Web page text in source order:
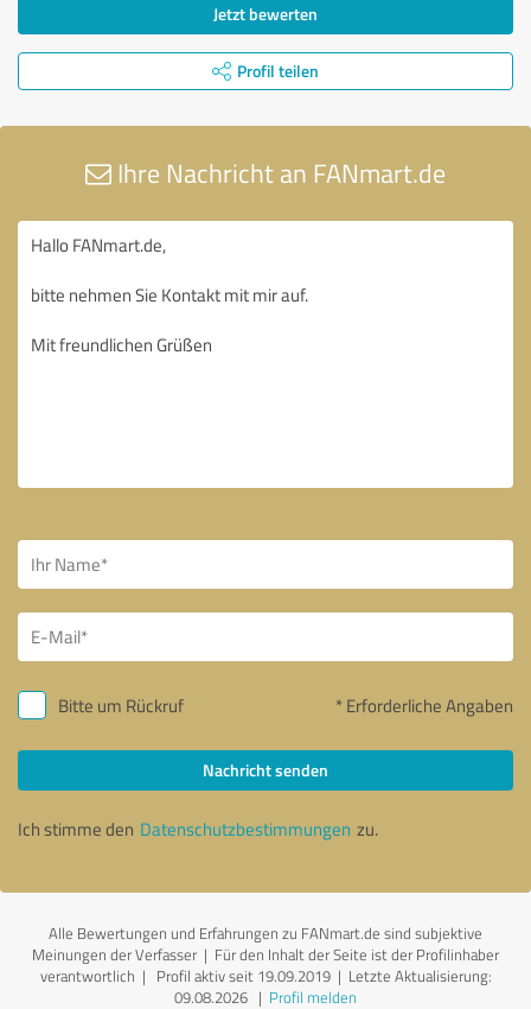
Jetzt bewerten
Profil teilen
Ihre Nachricht an FANmart.de
Bitte um Rückruf * Erforderliche Angaben
Nachricht senden
Ich stimme den Datenschutzbestimmungen zu.
Alle Bewertungen und Erfahrungen zu FANmart.de sind subjektive
Meinungen der Verfasser | Für den Inhalt der Seite ist der Profilinhaber
verantwortlich | Profil aktiv seit 19.09.2019 | Letzte Aktualisierung:
09.08.2026 | Profil melden